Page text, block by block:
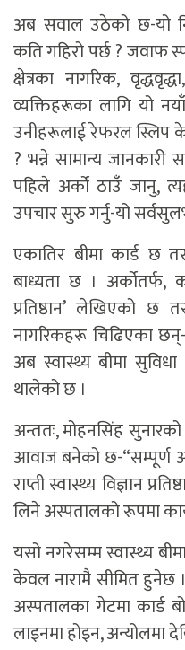
अब सवाल उठेको छ-यो
कति गहिरो पर्छ ? जवाफ
क्षेत्रका नागरिक,
व्यक्तिहरूका लागि यो
उनीहरूलाई रेफरल स्लिप
? भन्ने सामान्य
पहिले अर्को ठाउँ जानु,
उपचार सुरु गर्नु-यो
एकातिर बीमा कार्ड छ
बाध्यता छ । अर्कोतर्फ,
प्रतिष्ठान’ लेखिएको
नागरिकहरू चिढिएका
अब स्वास्थ्य बीमा
थालेको छ ।
अन्ततः, मोहनसिंह
आवाज बनेको छ-“सम्पूर्ण
राप्ती स्वास्थ्य विज्ञान
लिने अस्पतालको रूपमा
यसो नगरेसम्म स्वास्थ्य
केवल नारामै सीमित हुनेछ ।
अस्पतालका गेटमा कार्ड
लाइनमा होइन, अन्योलमा